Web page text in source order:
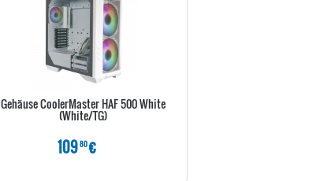
Gehäuse CoolerMaster HAF 500 White
(White/TG)
10980€